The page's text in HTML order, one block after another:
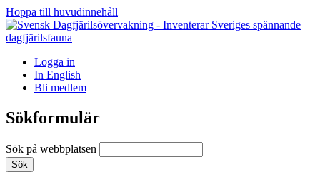
Hoppa till huvudinnehåll
Logga in
In English
Bli medlem
Sökformulär
Sök på webbplatsen